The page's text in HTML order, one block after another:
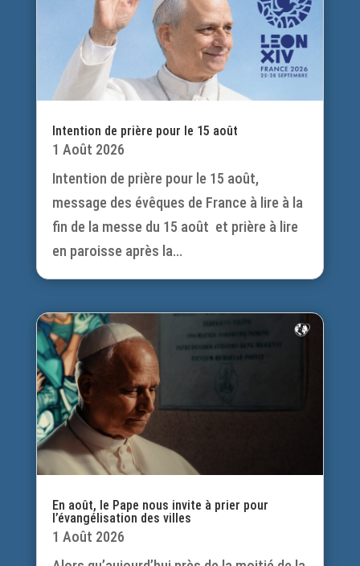
Intention de prière pour le 15 août
1 Août 2026
Intention de prière pour le 15 août,
message des évêques de France à lire à la
fin de la messe du 15 août et prière à lire
en paroisse après la...
En août, le Pape nous invite à prier pour
l’évangélisation des villes
1 Août 2026